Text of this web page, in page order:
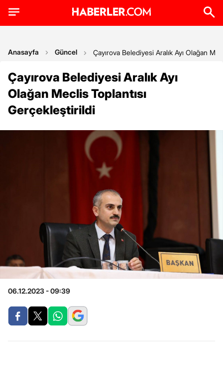
Anasayfa Güncel Çayırova Belediyesi Aralık Ayı Olağan
Çayırova Belediyesi Aralık Ayı
Olağan Meclis Toplantısı
Gerçekleştirildi
06.12.2023 - 09:39